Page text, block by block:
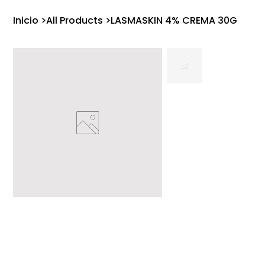
Inicio >All Products >LASMASKIN 4% CREMA 30G